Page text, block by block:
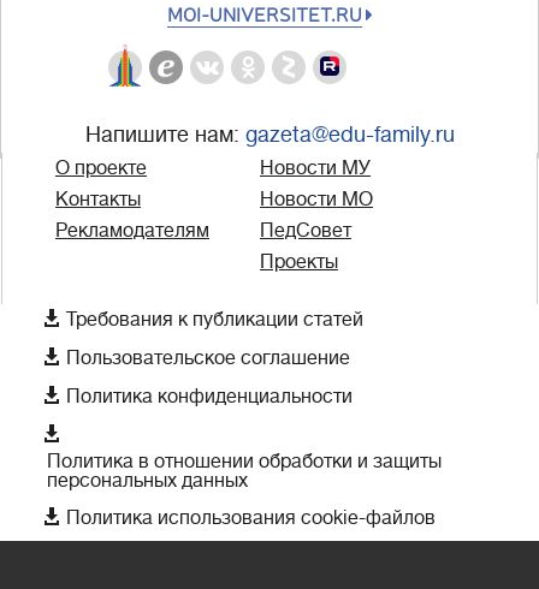
MOI-UNIVERSITET.RU
Напишите нам: gazeta@edu-family.ru
О проекте
Контакты
Рекламодателям
Новости МУ
Новости МО
ПедСовет
Проекты
 Требования к публикации статей
 Пользовательское соглашение
 Политика конфиденциальности

Политика в отношении обработки и защиты
персональных данных
 Политика использования cookie-файлов